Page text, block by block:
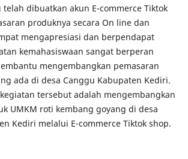
telah dibuatkan akun E-commerce Tiktok
produknya secara On line dan
mengapresiasi dan berpendapat
kemahasiswaan sangat berperan
mengembangkan pemasaran
ada di desa Canggu Kabupaten Kediri.
tersebut adalah mengembangkan
UMKM roti kembang goyang di desa
Kediri melalui E-commerce Tiktok shop.